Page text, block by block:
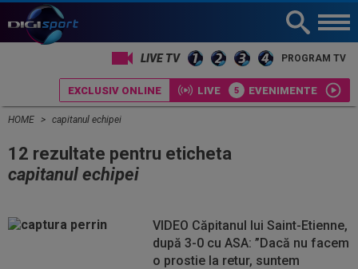
LIVE TV PROGRAM TV
EXCLUSIV ONLINE LIVE EVENIMENTE
HOME capitanul echipei
12 rezultate pentru eticheta
capitanul echipei
VIDEO Căpitanul lui Saint-Etienne,
după 3-0 cu ASA: ”Dacă nu facem
o prostie la retur, suntem